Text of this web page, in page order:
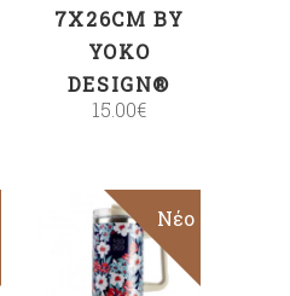
7X26CM BY
YOKO
DESIGN®
15.00€
Νέο
ΠΡΟΣΘΉΚΗ
ΣΤΟ ΚΑΛΆΘΙ